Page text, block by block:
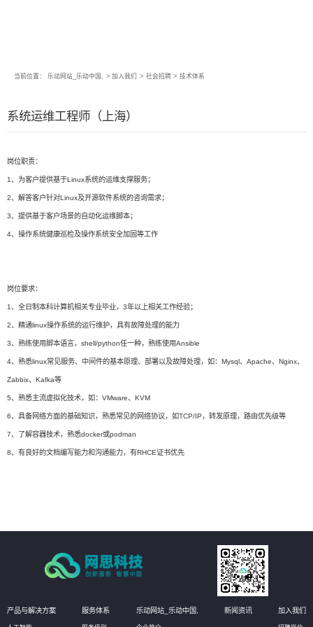
当前位置： 乐动网站_乐动中国, > 加入我们 > 社会招聘 > 技术体系
系统运维工程师（上海）
岗位职责：
1、为客户提供基于Linux系统的运维支撑服务；
2、解答客户针对Linux及开源软件系统的咨询需求；
3、提供基于客户场景的自动化运维脚本；
4、操作系统健康巡检及操作系统安全加固等工作
岗位要求：
1、全日制本科计算机相关专业毕业，3年以上相关工作经验；
2、精通linux操作系统的运行维护，具有故障处理的能力
3、熟练使用脚本语言，shell/python任一种，熟练使用Ansible
4、熟悉linux常见服务、中间件的基本原理、部署以及故障处理，如：Mysql、Apache、Nginx、
Zabbix、Kafka等
5、熟悉主流虚拟化技术，如：VMware、KVM
6、具备网络方面的基础知识，熟悉常见的网络协议，如TCP/IP，转发原理，路由优先级等
7、了解容器技术，熟悉docker或podman
8、有良好的文档编写能力和沟通能力，有RHCE证书优先
产品与解决方案 服务体系 乐动网站_乐动中国, 新闻资讯 加入我们